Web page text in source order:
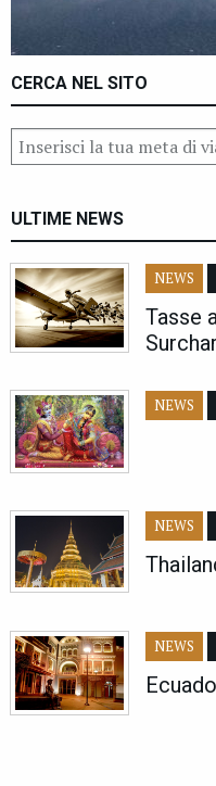
CERCA NEL SITO
ULTIME NEWS
NEWS
Tasse
NEWS
NEWS
NEWS